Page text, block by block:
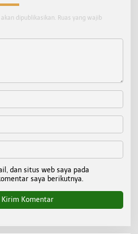
dipublikasikan. Ruas yang wajib
dan situs web saya pada
saya berikutnya.